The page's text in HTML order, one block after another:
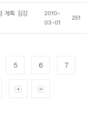
계획 김강
2010-
03-01
251
5 6 7